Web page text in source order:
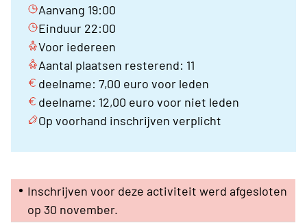
Aanvang 19:00
Einduur 22:00
Voor iedereen
Aantal plaatsen resterend: 11
deelname: 7,00 euro voor leden
deelname: 12,00 euro voor niet leden
Op voorhand inschrijven verplicht
Inschrijven voor deze activiteit werd afgesloten
op 30 november.